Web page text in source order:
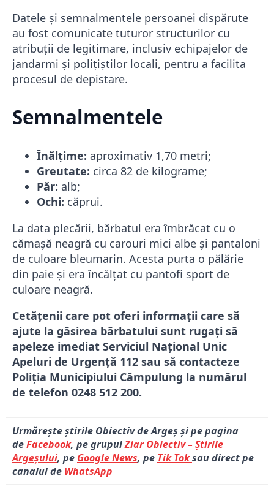
Datele și semnalmentele persoanei dispărute
au fost comunicate tuturor structurilor cu
atribuții de legitimare, inclusiv echipajelor de
jandarmi și polițiștilor locali, pentru a facilita
procesul de depistare.
Semnalmentele
Înălțime: aproximativ 1,70 metri;
Greutate: circa 82 de kilograme;
Păr: alb;
Ochi: căprui.
La data plecării, bărbatul era îmbrăcat cu o
cămașă neagră cu carouri mici albe și pantaloni
de culoare bleumarin. Acesta purta o pălărie
din paie și era încălțat cu pantofi sport de
culoare neagră.
Cetățenii care pot oferi informații care să
ajute la găsirea bărbatului sunt rugați să
apeleze imediat Serviciul Național Unic
Apeluri de Urgență 112 sau să contacteze
Poliția Municipiului Câmpulung la numărul
de telefon 0248 512 200.
Urmărește știrile Obiectiv de Argeș și pe pagina
deFacebook, pe grupulZiar Obiectiv – Știrile
Argeșului, pe Google News, pe Tik Toksau direct pe
canalul de WhatsApp